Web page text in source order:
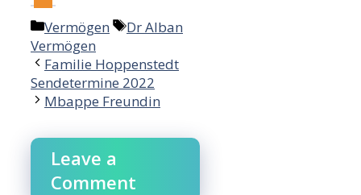
Categories
Vermögen Tags
Dr Alban
Vermögen
Post
navigation
Familie Hoppenstedt
Sendetermine 2022
Mbappe Freundin
Leave a
Comment